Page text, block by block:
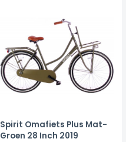
Spirit Omafiets Plus Mat-
Groen 28 Inch 2019